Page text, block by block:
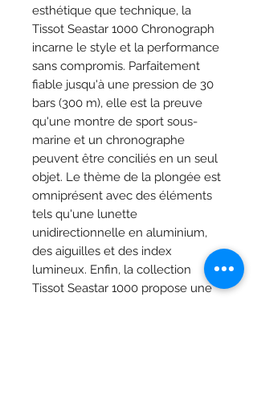
esthétique que technique, la
Tissot Seastar 1000 Chronograph
incarne le style et la performance
sans compromis. Parfaitement
fiable jusqu'à une pression de 30
bars (300 m), elle est la preuve
qu'une montre de sport sous-
marine et un chronographe
peuvent être conciliés en un seul
objet. Le thème de la plongée est
omniprésent avec des éléments
tels qu'une lunette
unidirectionnelle en aluminium,
des aiguilles et des index
lumineux. Enfin, la collection
Tissot Seastar 1000 propose une